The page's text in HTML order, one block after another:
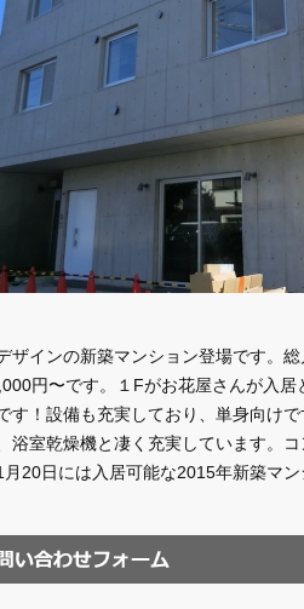
ザインの新築マンション登場です。
円〜です。１Fがお花屋さんが入居
す！設備も充実しており、単身向け
浴室乾燥機と凄く充実しています。
20日には入居可能な2015年新築マン